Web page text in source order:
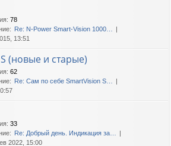
: 78
Re: N-Power Smart-Vision 1000…
13:51
(новые и старые)
: 62
Re: Сам по себе SmartVision S…
: 33
Re: Добрый день. Индикация за…
2022, 15:00